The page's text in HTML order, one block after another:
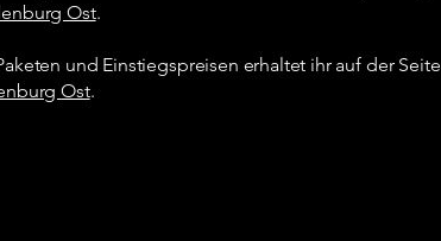
Ost.
und Einstiegspreisen erhaltet ihr auf der Seite
Ost.